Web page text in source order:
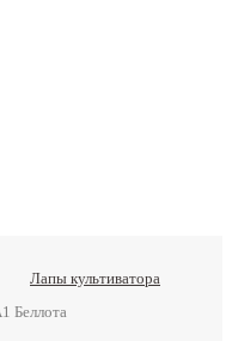
Лапы культиватора
Беллота